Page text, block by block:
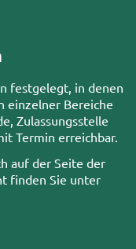
festgelegt, in denen
einzelner Bereiche
Zulassungsstelle
Termin erreichbar.
auf der Seite der
finden Sie unter